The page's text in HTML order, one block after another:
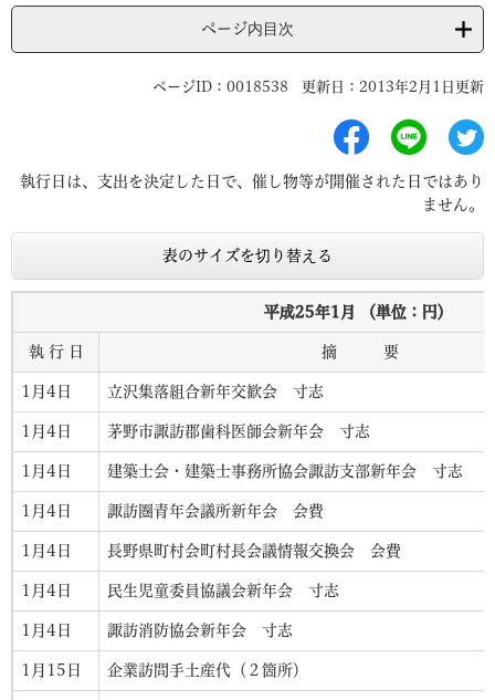
ページ内目次
ページID：0018538 更新日：2013年2月1日更新
執行日は、支出を決定した日で、催し物等が開催された日ではあり
ません。
表のサイズを切り替える
平成25年1月 （単位：円）
執 行 日 摘 要
1月4日 立沢集落組合新年交歓会 寸志
1月4日 茅野市諏訪郡歯科医師会新年会 寸志
1月4日 建築士会・建築士事務所協会諏訪支部新年
1月4日 諏訪圏青年会議所新年会 会費
1月4日 長野県町村会町村長会議情報交換会 会費
1月4日 民生児童委員協議会新年会 寸志
1月4日 諏訪消防協会新年会 寸志
1月15日 企業訪問手土産代（２箇所）